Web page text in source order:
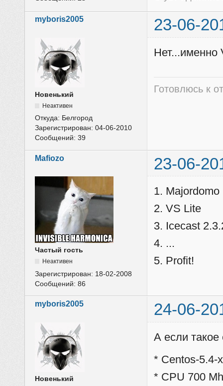
myboris2005 23-06-
Новенький
Неактивен
Откуда: Белгород
Зарегистрирован:04-06-2010
Сообщений:39
Нет...именно
Готовлюсь к
Mafiozo 23-06-
Частый гость
Неактивен
Зарегистрирован: 18-02-2008
Сообщений:86
1. Majordomo
2. VS Lite
3. Icecast
4. ...
5. Profit!
myboris2005 24-06-
Новенький
А если
* Centos-5.4-
* CPU 700